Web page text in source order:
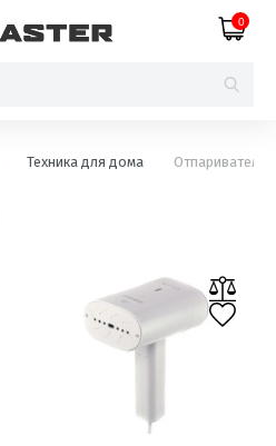
0
Техника для дома Отпариватели